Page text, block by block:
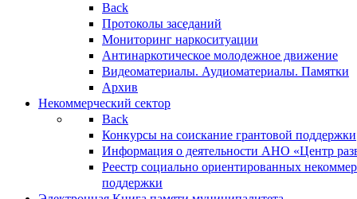
Back
Протоколы заседаний
Мониторинг наркоситуации
Антинаркотическое молодежное движение
Видеоматериалы. Аудиоматериалы. Памятки
Архив
Некоммерческий сектор
Back
Конкурсы на соискание грантовой поддержки
Информация о деятельности АНО «Центр
Реестр социально ориентированных
поддержки